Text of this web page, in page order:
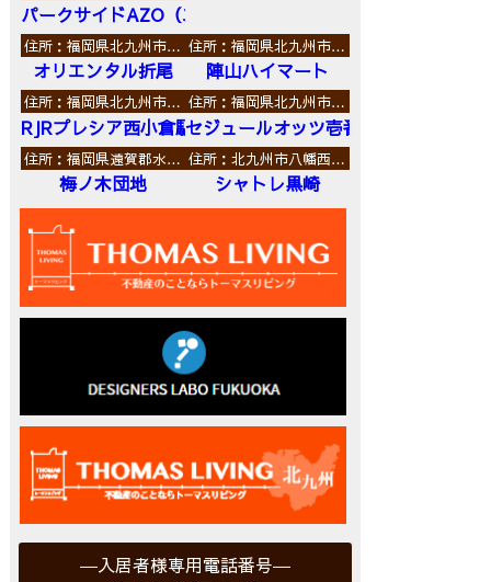
パークサイドAZO（エーゼットオー）
住所：福岡県北九州市…
オリエンタル折尾
住所：福岡県北九州市…
陣山ハイマート
住所：福岡県北九州市…
RJRプレシア西小倉駅前
住所：福岡県北九州市…
セジュールオッツ壱番館
住所：福岡県遠賀郡水…
梅ノ木団地
住所：北九州市八幡西…
シャトレ黒崎
入居者様専用電話番号